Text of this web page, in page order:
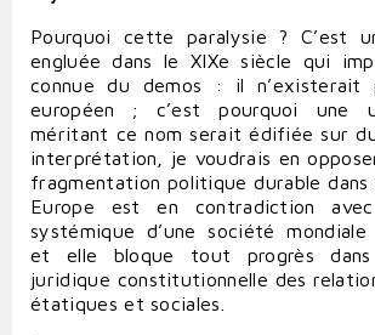
Pourquoi cette paralysie ? C’est
engluée dans le XIXe siècle qui
connue du demos : il n’existerait
européen ; c’est pourquoi une
méritant ce nom serait édifiée sur
interprétation, je voudrais en
fragmentation politique durable
Europe est en contradiction
systémique d’une société mondiale
et elle bloque tout progrès
juridique constitutionnelle des
étatiques et sociales.